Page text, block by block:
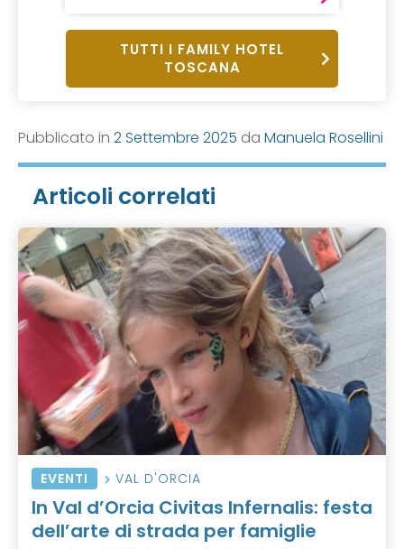
TUTTI I FAMILY HOTEL
TOSCANA
Pubblicato in 2 Settembre 2025 da Manuela Rosellini
Articoli correlati
EVENTI VAL D'ORCIA
In Val d’Orcia Civitas Infernalis: festa
dell’arte di strada per famiglie